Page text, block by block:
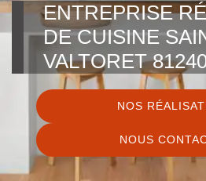
ENTREPRISE
DE CUISINE
VALTORET
NOS
NOUS